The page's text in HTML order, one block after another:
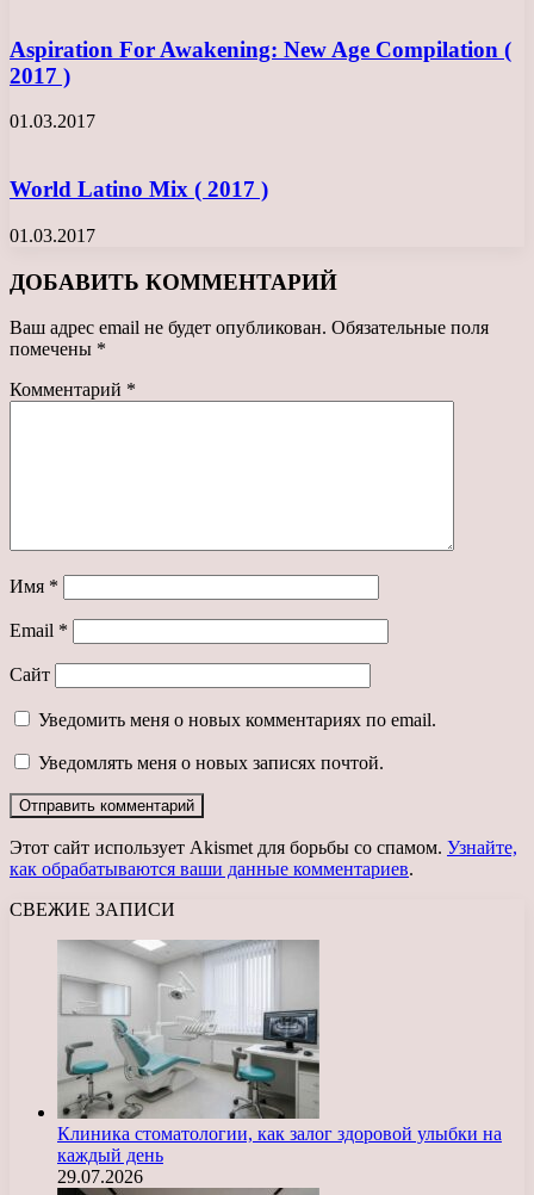
Aspiration For Awakening: New Age Compilation (
2017 )
01.03.2017
World Latino Mix ( 2017 )
01.03.2017
ДОБАВИТЬ КОММЕНТАРИЙ
Ваш адрес email не будет опубликован. Обязательные поля
помечены *
Комментарий *
Имя *
Email *
Сайт
Уведомить меня о новых комментариях по email.
Уведомлять меня о новых записях почтой.
Этот сайт использует Akismet для борьбы со спамом. Узнайте,
как обрабатываются ваши данные комментариев.
СВЕЖИЕ ЗАПИСИ
Клиника стоматологии, как залог здоровой улыбки на
каждый день
29.07.2026